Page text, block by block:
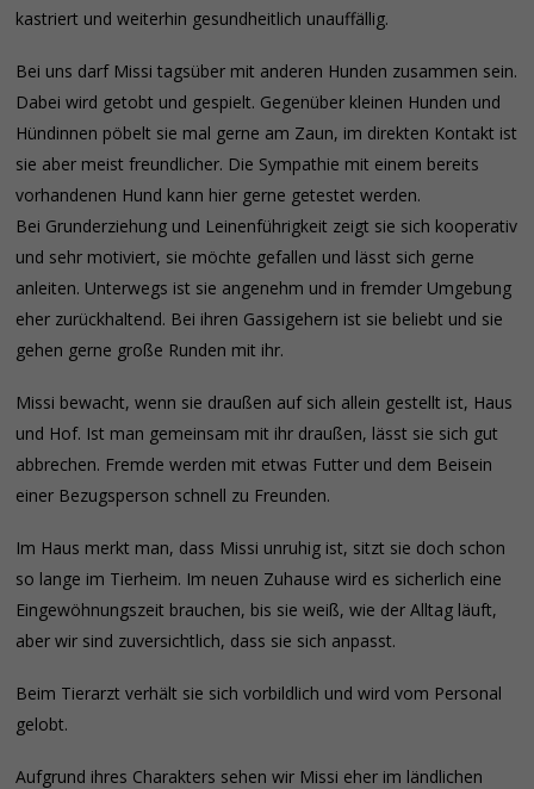
kastriert und weiterhin gesundheitlich unauffällig.
Bei uns darf Missi tagsüber mit anderen Hunden zusammen sein.
Dabei wird getobt und gespielt. Gegenüber kleinen Hunden und
Hündinnen pöbelt sie mal gerne am Zaun, im direkten Kontakt ist
sie aber meist freundlicher. Die Sympathie mit einem bereits
vorhandenen Hund kann hier gerne getestet werden.
Bei Grunderziehung und Leinenführigkeit zeigt sie sich kooperativ
und sehr motiviert, sie möchte gefallen und lässt sich gerne
anleiten. Unterwegs ist sie angenehm und in fremder Umgebung
eher zurückhaltend. Bei ihren Gassigehern ist sie beliebt und sie
gehen gerne große Runden mit ihr.
Missi bewacht, wenn sie draußen auf sich allein gestellt ist, Haus
und Hof. Ist man gemeinsam mit ihr draußen, lässt sie sich gut
abbrechen. Fremde werden mit etwas Futter und dem Beisein
einer Bezugsperson schnell zu Freunden.
Im Haus merkt man, dass Missi unruhig ist, sitzt sie doch schon
so lange im Tierheim. Im neuen Zuhause wird es sicherlich eine
Eingewöhnungszeit brauchen, bis sie weiß, wie der Alltag läuft,
aber wir sind zuversichtlich, dass sie sich anpasst.
Beim Tierarzt verhält sie sich vorbildlich und wird vom Personal
gelobt.
Aufgrund ihres Charakters sehen wir Missi eher im ländlichen